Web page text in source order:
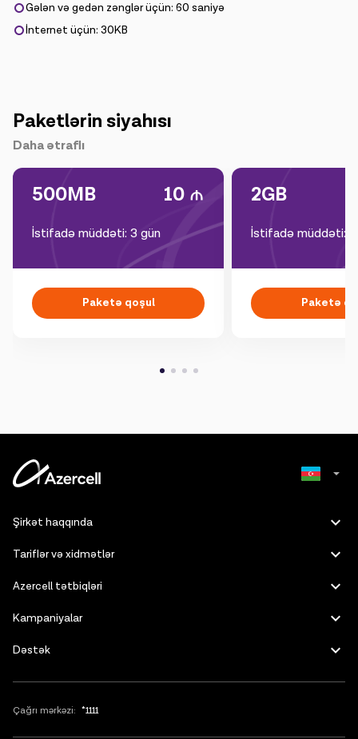
Gələn və gedən zənglər üçün: 60 saniyə
İnternet üçün: 30KB
Paketlərin siyahısı
Daha ətraflı
500MB 10
İstifadə müddəti: 3 gün
Paketə qoşul
2GB
İstifadə müddəti:
Paketə
Şirkət haqqında
Tariflər və xidmətlər
Azercell tətbiqləri
Kampaniyalar
Dəstək
Çağrı mərkəzi: *1111